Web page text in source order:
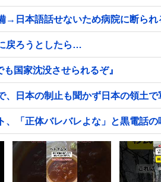
→日本語話せないため病院に断られ
戻ろうとしたら…
国家沈没させられるぞ』
日本の制止も聞かず日本の領土
、「正体バレバレよな」と黒電話